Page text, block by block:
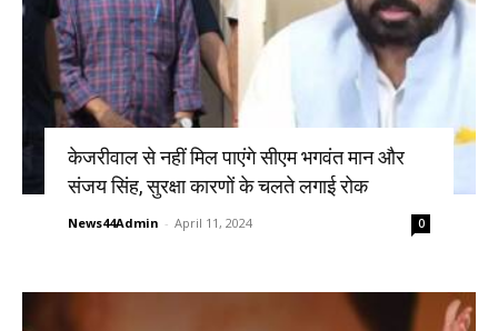
केजरीवाल से नहीं मिल पाएंगे सीएम भगवंत मान और
संजय सिंह, सुरक्षा कारणों के चलते लगाई रोक
News44Admin - April 11, 2024 0